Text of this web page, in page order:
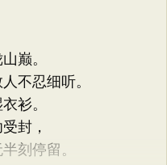
巅。
不忍细听。
衫。
封，
刻停留。